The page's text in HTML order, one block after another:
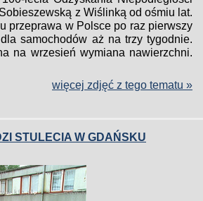
z Wiślinką od ośmiu lat.
przeprawa w Polsce po raz pierwszy
samochodów aż na trzy tygodnie.
na wrzesień wymiana nawierzchni.
więcej zdjęć z tego tematu »
STULECIA W GDAŃSKU